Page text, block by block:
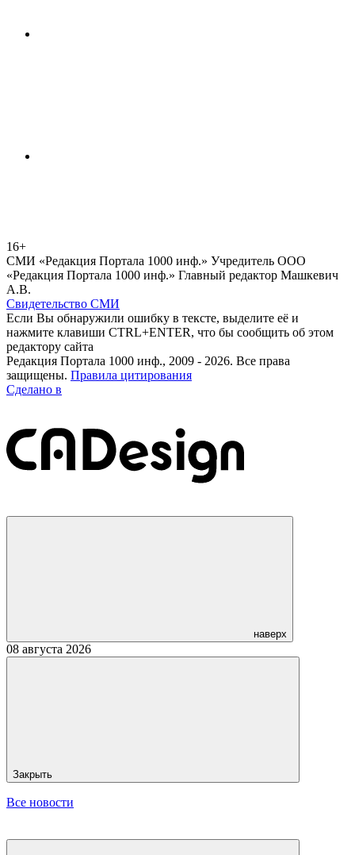
16+
СМИ «Редакция Портала 1000 инф.» Учредитель ООО
«Редакция Портала 1000 инф.» Главный редактор Машкевич
А.В.
Свидетельство СМИ
Если Вы обнаружили ошибку в тексте, выделите её и
нажмите клавиши CTRL+ENTER, что бы сообщить об этом
редактору сайта
Редакция Портала 1000 инф., 2009 - 2026. Все права
защищены. Правила цитирования
Сделано в
наверх
08 августа 2026
Закрыть
Все новости